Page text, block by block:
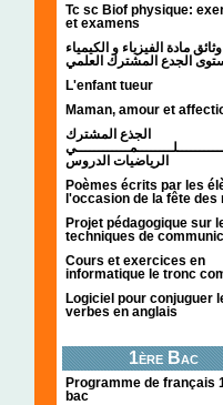
Tc sc Biof physique:
et examens
وثائق مادة الفيزياء و الكيمياء
L'enfant tueur
Maman, amour et
الجذع المشترك
الرياضيات الدروس
Poèmes écrits par les
l'occasion de la fête des
Projet pédagogique sur
techniques de
Cours et exercices en
informatique le tronc
Logiciel pour conjuguer
verbes en anglais
1ère Bac
Programme de français
bac